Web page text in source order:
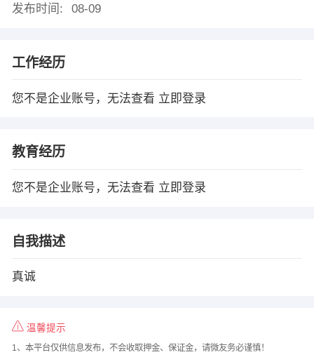
发布时间:
08-09
工作经历
您不是企业账号，无法查看 立即登录
教育经历
您不是企业账号，无法查看 立即登录
自我描述
真诚
温馨提示
1、本平台仅供信息发布，不会收取押金、保证金，请微友务必谨慎！